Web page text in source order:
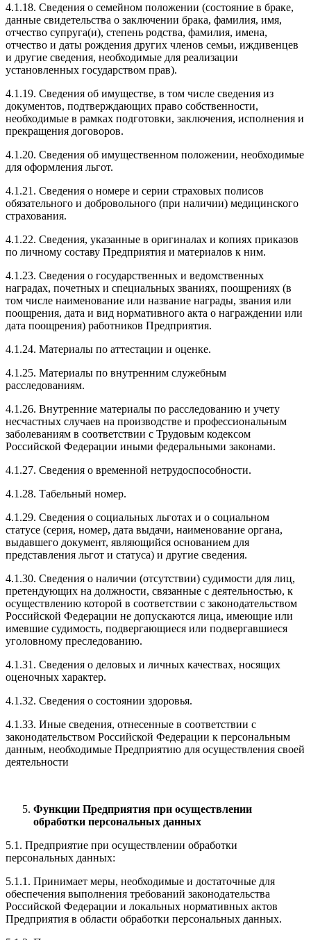
4.1.18. Сведения о семейном положении (состояние в браке,
данные свидетельства о заключении брака, фамилия, имя,
отчество супруга(и), степень родства, фамилия, имена,
отчество и даты рождения других членов семьи, иждивенцев
и другие сведения, необходимые для реализации
установленных государством прав).
4.1.19. Сведения об имуществе, в том числе сведения из
документов, подтверждающих право собственности,
необходимые в рамках подготовки, заключения, исполнения и
прекращения договоров.
4.1.20. Сведения об имущественном положении, необходимые
для оформления льгот.
4.1.21. Сведения о номере и серии страховых полисов
обязательного и добровольного (при наличии) медицинского
страхования.
4.1.22. Сведения, указанные в оригиналах и копиях приказов
по личному составу Предприятия и материалов к ним.
4.1.23. Сведения о государственных и ведомственных
наградах, почетных и специальных званиях, поощрениях (в
том числе наименование или название награды, звания или
поощрения, дата и вид нормативного акта о награждении или
дата поощрения) работников Предприятия.
4.1.24. Материалы по аттестации и оценке.
4.1.25. Материалы по внутренним служебным
расследованиям.
4.1.26. Внутренние материалы по расследованию и учету
несчастных случаев на производстве и профессиональным
заболеваниям в соответствии с Трудовым кодексом
Российской Федерации иными федеральными законами.
4.1.27. Сведения о временной нетрудоспособности.
4.1.28. Табельный номер.
4.1.29. Сведения о социальных льготах и о социальном
статусе (серия, номер, дата выдачи, наименование органа,
выдавшего документ, являющийся основанием для
представления льгот и статуса) и другие сведения.
4.1.30. Сведения о наличии (отсутствии) судимости для лиц,
претендующих на должности, связанные с деятельностью, к
осуществлению которой в соответствии с законодательством
Российской Федерации не допускаются лица, имеющие или
имевшие судимость, подвергающиеся или подвергавшиеся
уголовному преследованию.
4.1.31. Сведения о деловых и личных качествах, носящих
оценочных характер.
4.1.32. Сведения о состоянии здоровья.
4.1.33. Иные сведения, отнесенные в соответствии с
законодательством Российской Федерации к персональным
данным, необходимые Предприятию для осуществления своей
деятельности
Функции Предприятия при осуществлении
обработки персональных данных
5.1. Предприятие при осуществлении обработки
персональных данных:
5.1.1. Принимает меры, необходимые и достаточные для
обеспечения выполнения требований законодательства
Российской Федерации и локальных нормативных актов
Предприятия в области обработки персональных данных.